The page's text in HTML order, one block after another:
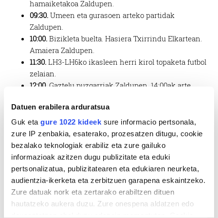
Datuen erabilera arduratsua
Guk eta gure 1022 kideek sure informacio pertsonala,
zure IP zenbakia, esaterako, prozesatzen ditugu, cookie
bezalako teknologiak erabiliz eta zure gailuko
informazioak azitzen dugu publizitate eta eduki
pertsonalizatua, publizitatearen eta edukiaren neurketa,
audientzia-ikerketa eta zerbitzuen garapena eskaintzeko.
Zure datuak nork eta zertarako erabiltzen dituen
hautatzeko aukera duzu. Zure onespena aldatzen edo
hamaiketakoa Zaldupen.
09:30. Umeen eta gurasoen arteko partidak
Zaldupen.
10:00. Bizikleta buelta. Hasiera Txirrindu Elkartean.
Amaiera Zaldupen.
11:30. LH3-LH6ko ikasleen herri kirol topaketa futbol
zelaian.
12:00. Gaztelu puzgarriak Zaldupen, 14:00ak arte.
Urruzuno, Zihara Zabala, Leire Astoreka eta Ane
Atxutegi.
14:30.Bazkaria, gutbol zelaian. Euria badago,
eskolako aterpean.
Gero.Omenaldiak, aitortzak, zozketa eta bingo.
17:30.Gaztelu puzgarriak Zaldupen, 20:30ak arte.
18:00.Pala partida Zaldupeko frontoian: Aratz eta
Arkaitz.
18:30.Esku pilota partida, Zaldupeko frontoian: